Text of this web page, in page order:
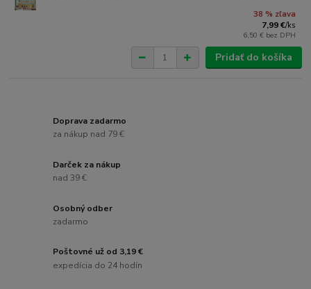
38 % zľava
7,99 €/ks
6,50 € bez DPH
Pridať do košíka
Doprava zadarmo
za nákup nad 79 €
Darček za nákup
nad 39 €
Osobný odber
zadarmo
Poštovné už od 3,19 €
expedícia do 24 hodín